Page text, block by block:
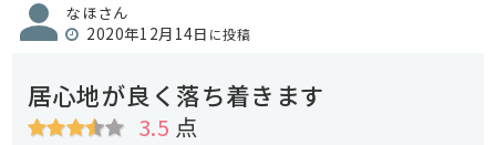
なほさん
2020年12月14日 に投稿
居心地が良く落ち着きます
3.5 点